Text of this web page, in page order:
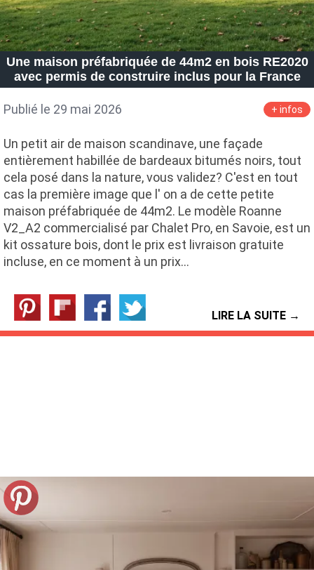
Une maison préfabriquée de 44m2 en bois RE2020
avec permis de construire inclus pour la France
Publié le 29 mai 2026 + infos
Un petit air de maison scandinave, une façade
entièrement habillée de bardeaux bitumés noirs, tout
cela posé dans la nature, vous validez? C'est en tout
cas la première image que l' on a de cette petite
maison préfabriquée de 44m2. Le modèle Roanne
V2_A2 commercialisé par Chalet Pro, en Savoie, est un
kit ossature bois, dont le prix est livraison gratuite
incluse, en ce moment à un prix…
LIRE LA SUITE →